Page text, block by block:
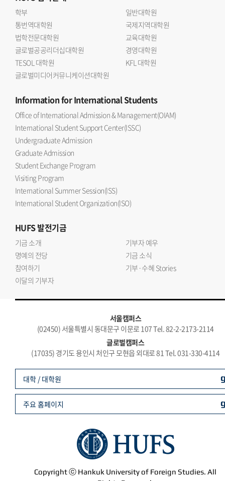
학부
일반대학원
통번역대학원
국제지역대학원
법학전문대학원
교육대학원
글로벌공공리더십대학원
경영대학원
TESOL 대학원
KFL 대학원
글로벌미디어커뮤니케이션대학원
Informationfor International Students
Office of International Admission & Management(OIAM)
International Student Support Center(ISSC)
Undergraduate Admission
Graduate Admission
Student Exchange Program
Visiting Program
International Summer Session(ISS)
International Student Organization(ISO)
HUFS발전기금
기금 소개
기부자 예우
명예의 전당
기금 소식
참여하기
기부·수혜 Stories
이달의 기부자
서울캠퍼스
(02450) 서울특별시 동대문구 이문로 107 Tel. 82-2-2173-2114
글로벌캠퍼스
(17035) 경기도 용인시 처인구 모현읍 외대로 81 Tel. 031-330-4114
Copyright ⓒ Hankuk University of Foreign Studies. All
대학 / 대학원
주요 홈페이지